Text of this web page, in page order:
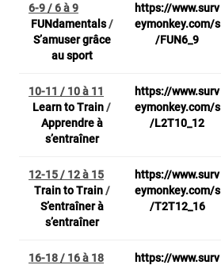
6-9 / 6 à 9
FUNdamentals/
S’amuser grâce
au sport
https://www.surv
eymonkey.com/s
/FUN6_9
10-11 / 10 à 11
Learn to Train/
Apprendre à
s’entraîner
https://www.surv
eymonkey.com/s
/L2T10_12
12-15 / 12 à 15
Train to Train/
S’entraîner à
s’entraîner
https://www.surv
eymonkey.com/s
/T2T12_16
16-18 / 16 à 18
https://www.surv